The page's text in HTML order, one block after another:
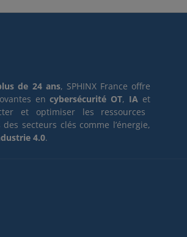
de 24 ans, SPHINX France offre
encybersécurité OT, IA et
et optimiser les ressources
secteurs clés comme l’énergie,
4.0.